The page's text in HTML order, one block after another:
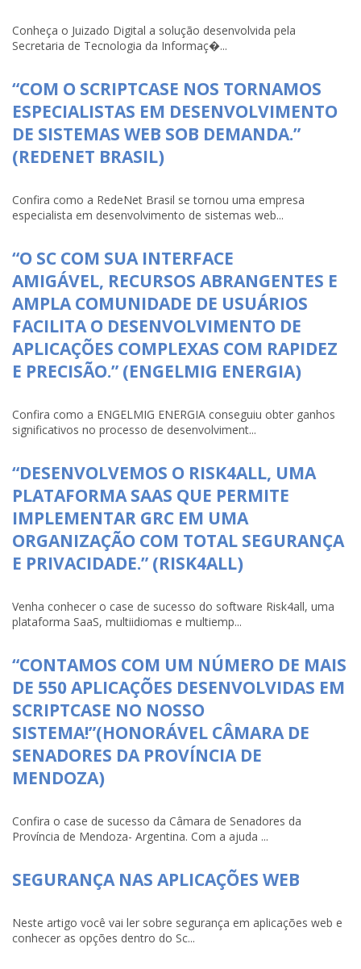
Conheça o Juizado Digital a solução desenvolvida pela
Secretaria de Tecnologia da Informaç�...
“COM O SCRIPTCASE NOS TORNAMOS
ESPECIALISTAS EM DESENVOLVIMENTO
DE SISTEMAS WEB SOB DEMANDA.”
(REDENET BRASIL)
Confira como a RedeNet Brasil se tornou uma empresa
especialista em desenvolvimento de sistemas web...
“O SC COM SUA INTERFACE
AMIGÁVEL, RECURSOS ABRANGENTES E
AMPLA COMUNIDADE DE USUÁRIOS
FACILITA O DESENVOLVIMENTO DE
APLICAÇÕES COMPLEXAS COM RAPIDEZ
E PRECISÃO.” (ENGELMIG ENERGIA)
Confira como a ENGELMIG ENERGIA conseguiu obter ganhos
significativos no processo de desenvolviment...
“DESENVOLVEMOS O RISK4ALL, UMA
PLATAFORMA SAAS QUE PERMITE
IMPLEMENTAR GRC EM UMA
ORGANIZAÇÃO COM TOTAL SEGURANÇA
E PRIVACIDADE.” (RISK4ALL)
Venha conhecer o case de sucesso do software Risk4all, uma
plataforma SaaS, multiidiomas e multiemp...
“CONTAMOS COM UM NÚMERO DE MAIS
DE 550 APLICAÇÕES DESENVOLVIDAS EM
SCRIPTCASE NO NOSSO
SISTEMA!”(HONORÁVEL CÂMARA DE
SENADORES DA PROVÍNCIA DE
MENDOZA)
Confira o case de sucesso da Câmara de Senadores da
Província de Mendoza- Argentina. Com a ajuda ...
SEGURANÇA NAS APLICAÇÕES WEB
Neste artigo você vai ler sobre segurança em aplicações web e
conhecer as opções dentro do Sc...